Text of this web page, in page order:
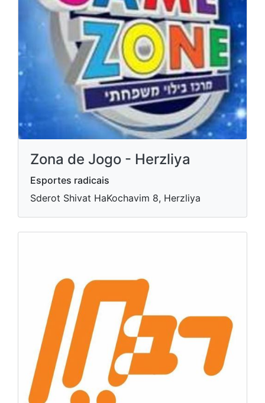
Zona de Jogo - Herzliya
Esportes radicais
Sderot Shivat HaKochavim 8, Herzliya